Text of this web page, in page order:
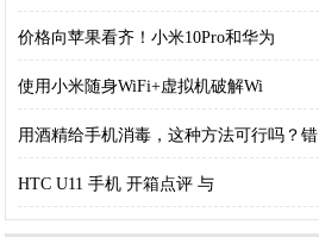
价格向苹果看齐！小米10Pro和华为
使用小米随身WiFi+虚拟机破解Wi
用酒精给手机消毒，这种方法可行吗？错
HTC U11 手机 开箱点评 与